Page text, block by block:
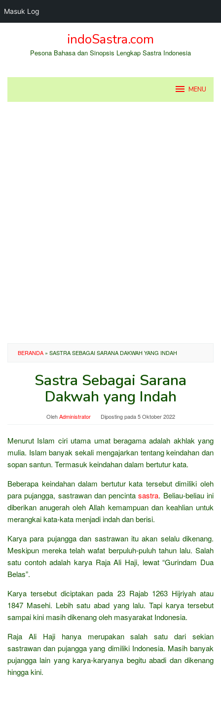
Masuk Log
indoSastra.com
Pesona Bahasa dan Sinopsis Lengkap Sastra Indonesia
MENU
BERANDA » SASTRA SEBAGAI SARANA DAKWAH YANG INDAH
Sastra Sebagai Sarana
Dakwah yang Indah
OlehAdministrator Diposting pada5 Oktober 2022
Menurut Islam ciri utama umat beragama adalah akhlak yang
mulia. Islam banyak sekali mengajarkan tentang keindahan dan
sopan santun. Termasuk keindahan dalam bertutur kata.
Beberapa keindahan dalam bertutur kata tersebut dimiliki oleh
para pujangga, sastrawan dan pencintasastra. Beliau-beliau ini
diberikan anugerah oleh Allah kemampuan dan keahlian untuk
merangkai kata-kata menjadi indah dan berisi.
Karya para pujangga dan sastrawan itu akan selalu dikenang.
Meskipun mereka telah wafat berpuluh-puluh tahun lalu. Salah
satu contoh adalah karya Raja Ali Haji, lewat “Gurindam Dua
Belas”.
Karya tersebut diciptakan pada 23 Rajab 1263 Hijriyah atau
1847 Masehi. Lebih satu abad yang lalu. Tapi karya tersebut
sampai kini masih dikenang oleh masyarakat Indonesia.
Raja Ali Haji hanya merupakan salah satu dari sekian
sastrawan dan pujangga yang dimiliki Indonesia. Masih banyak
pujangga lain yang karya-karyanya begitu abadi dan dikenang
hingga kini.